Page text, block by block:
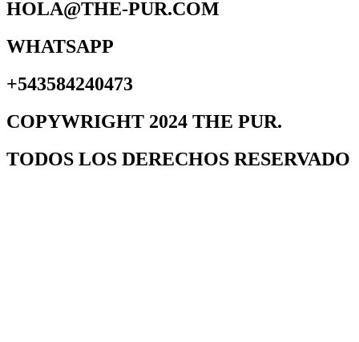
HOLA@THE-PUR.COM
WHATSAPP
+543584240473
COPYWRIGHT 2024 THE PUR.
TODOS LOS DERECHOS RESERVADO